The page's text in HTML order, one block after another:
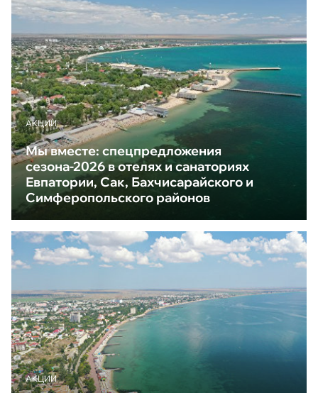
АКЦИИ
Мы вместе: спецпредложения
сезона-2026 в отелях и санаториях
Евпатории, Сак, Бахчисарайского и
Симферопольского районов
АКЦИИ